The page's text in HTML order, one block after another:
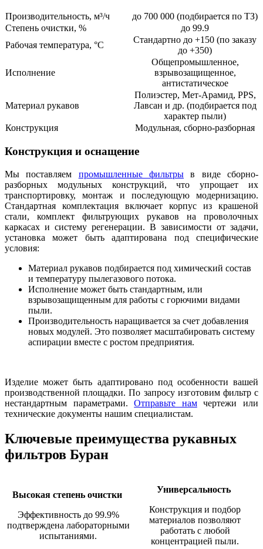
Производительность, м³/ч
до 700 000 (подбирается по ТЗ)
Степень очистки, %
до 99.9
Рабочая температура, °C
Стандартно до +150 (по заказу
до +350)
Исполнение
Общепромышленное,
взрывозащищенное,
антистатическое
Материал рукавов
Полиэстер, Мет-Арамид, PPS,
Лавсан и др. (подбирается под
характер пыли)
Конструкция
Модульная, сборно-разборная
Конструкция и оснащение
Мы поставляем промышленные фильтры в виде сборно-
разборных модульных конструкций, что упрощает их
транспортировку, монтаж и последующую модернизацию.
Стандартная комплектация включает корпус из крашеной
стали, комплект фильтрующих рукавов на проволочных
каркасах и систему регенерации. В зависимости от задачи,
установка может быть адаптирована под специфические
условия:
Материал рукавов подбирается под химический состав
и температуру пылегазового потока.
Исполнение может быть стандартным, или
взрывозащищенным для работы с горючими видами
пыли.
Производительность наращивается за счет добавления
новых модулей. Это позволяет масштабировать систему
аспирации вместе с ростом предприятия.
Изделие может быть адаптировано под особенности вашей
производственной площадки. По запросу изготовим фильтр с
нестандартным параметрами.Отправьте намчертежи или
технические документы нашим специалистам.
Ключевые преимущества рукавных
фильтров Буран
Высокая степень очистки
Эффективность до 99.9%
подтверждена лабораторными
испытаниями.
Универсальность
Конструкция и подбор
материалов позволяют
работать с любой
концентрацией пыли.